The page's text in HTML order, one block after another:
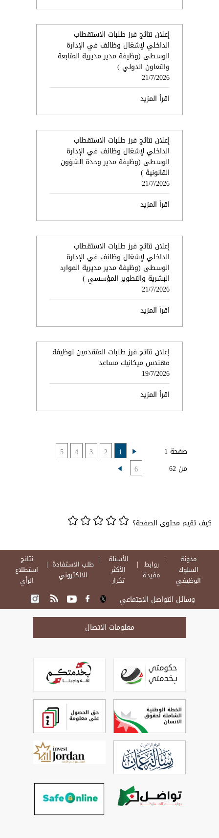
إعلان نتائج فرز طلبات الاستقطاب
الداخلي لإشغال وظائف في الإدارة
الوسطى (وظيفة مدير مديرية المتابعة
والتعاون الدولي )
21/7/2026
اقرأ المزيد
إعلان نتائج فرز طلبات الاستقطاب
الداخلي لإشغال وظائف في الإدارة
الوسطى (وظيفة مدير وحدة الشؤون
القانونية )
21/7/2026
اقرأ المزيد
إعلان نتائج فرز طلبات الاستقطاب
الداخلي لإشغال وظائف في الإدارة
الوسطى (وظيفة مدير مديرية الموارد
البشرية والتطوير المؤسسي )
21/7/2026
اقرأ المزيد
إعلان نتائج فرز طلبات المتقدمين لوظيفة
مهندس ميكانيك مساعد
19/7/2026
اقرأ المزيد
صفحة 1
من 62
1
2
3
4
5
6
كيف تقيم محتوى الصفحة؟
مدونة
السلوك
الوظيفي
روابط
مفيدة
الأسئلة
الأكثر
تكرار
طلب الاستفادة
الالكتروني
نتائج
استطلاع
الرأي
وسائل التواصل الاجتماعي
معلومات الاتصال